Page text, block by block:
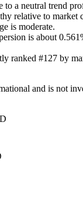
to a neutral trend
relative to market
is moderate.
is about
ranked #127 by
and is not